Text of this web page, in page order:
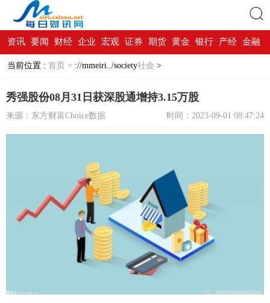
搜索
资讯 要闻 财经 企业 宏观 证券 期货 黄金 银行 产经 金融
当前位置 : 首页 > ://mmeiri../society社会 >
秀强股份08月31日获深股通增持3.15万股
来源：东方财富Choice数据 时间：2023-09-01 08:47:24